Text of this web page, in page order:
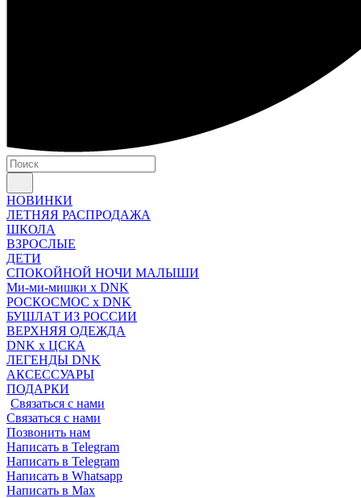
НОВИНКИ
ЛЕТНЯЯ РАСПРОДАЖА
ШКОЛА
ВЗРОСЛЫЕ
ДЕТИ
СПОКОЙНОЙ НОЧИ МАЛЫШИ
Ми-ми-мишки x DNK
РОСКОСМОС x DNK
БУШЛАТ ИЗ РОССИИ
ВЕРХНЯЯ ОДЕЖДА
DNK x ЦСКА
ЛЕГЕНДЫ DNK
АКСЕССУАРЫ
ПОДАРКИ
Связаться с нами
Связаться с нами
Позвонить нам
Написать в Telegram
Написать в Telegram
Написать в Whatsapp
Написать в Max